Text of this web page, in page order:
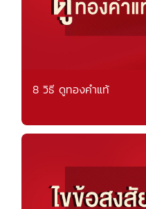
8 วิธี ดูทองคำแท้